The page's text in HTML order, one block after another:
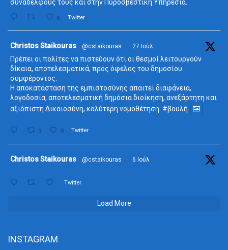
συναδέλφους τους και στην Πυροσβεστική Υπηρεσία.
6 Twitter
Christos Staikouras @cstaikouras · 27 Ιούλ
Πρέπει οι πολίτες να πιστεύουν ότι οι θεσμοί λειτουργούν
δίκαια, αποτελεσματικά, προς όφελος του δημοσίου
συμφέροντος.
Η αποκατάσταση της εμπιστοσύνης απαιτεί διαφάνεια,
λογοδοσία, αποτελεσματική δημόσια διοίκηση, ανεξάρτητη και
αξιόπιστη Δικαιοσύνη, καλύτερη νομοθέτηση. #βουλή
3 9 Twitter
Christos Staikouras @cstaikouras · 6 Ιούλ
Twitter
Load More
INSTAGRAM